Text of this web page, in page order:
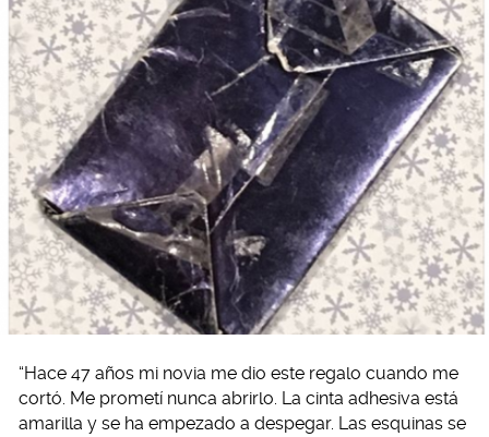
“Hace 47 años mi novia me dio este regalo cuando me
cortó. Me prometí nunca abrirlo. La cinta adhesiva está
amarilla y se ha empezado a despegar. Las esquinas se